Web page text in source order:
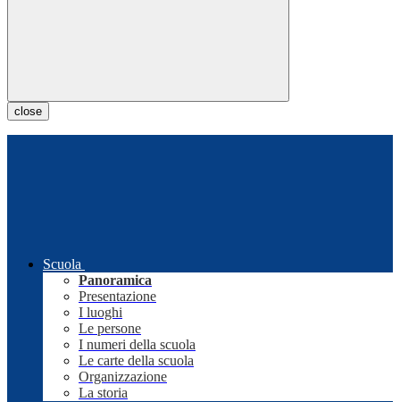
close
Scuola
Panoramica
Presentazione
I luoghi
Le persone
I numeri della scuola
Le carte della scuola
Organizzazione
La storia